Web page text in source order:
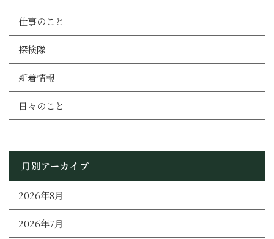
仕事のこと
探検隊
新着情報
日々のこと
月別アーカイブ
2026年8月
2026年7月